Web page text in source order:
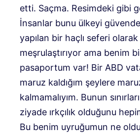
etti. Saçma. Resimdeki gibi
İnsanlar bunu ülkeyi
yapılan bir haçlı seferi olarak
meşrulaştırıyor ama benim
pasaportum var! Bir ABD
maruz kaldığım şeylere
kalmamalıyım. Bunun
ziyade ırkçılık olduğunu
Bu benim uyruğumun ne